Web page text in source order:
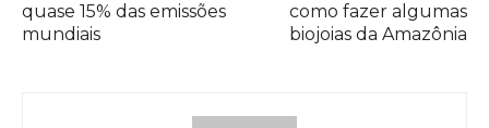
quase 15% das emissões
mundiais
como fazer algumas
biojoias da Amazônia